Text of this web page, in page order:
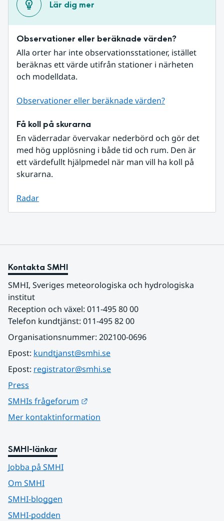
Lär dig mer
Observationer eller beräknade värden?
Alla orter har inte observationsstationer, istället
beräknas ett värde utifrån stationer i närheten
och modelldata.
Observationer eller beräknade värden?
Få koll på skurarna
En väderradar övervakar nederbörd och gör det
med hög upplösning i både tid och rum. Den är
ett värdefullt hjälpmedel när man vill ha koll på
skurarna.
Radar
Kontakta SMHI
SMHI, Sveriges meteorologiska och hydrologiska
institut
Reception och växel: 011-495 80 00
Telefon kundtjänst: 011-495 82 00
Organisationsnummer: 202100-0696
Epost: kundtjanst@smhi.se
Epost: registrator@smhi.se
Press
SMHIs frågeforum
Mer kontaktinformation
SMHI-länkar
Jobba på SMHI
Om SMHI
SMHI-bloggen
SMHI-podden